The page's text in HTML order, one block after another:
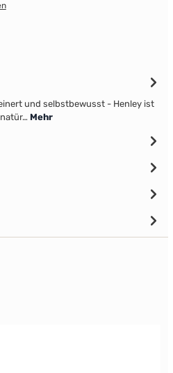
und selbstbewusst - Henley ist
Mehr